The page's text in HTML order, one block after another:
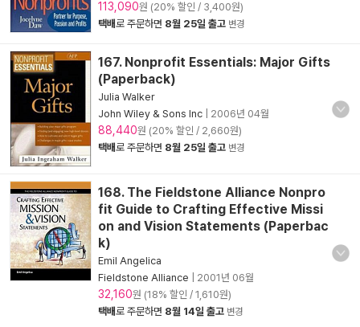
113,090원 (20% 할인 / 3,400원)
택배로 주문하면 8월 25일 출고 변경
167. Nonprofit Essentials: Major Gifts
(Paperback)
Julia Walker
John Wiley & Sons Inc
2006년 04월
88,440원 (20% 할인 / 2,660원)
택배로 주문하면 8월 25일 출고 변경
168. The Fieldstone Alliance Nonpro
fit Guide to Crafting Effective Missi
on and Vision Statements (Paperbac
k)
Emil Angelica
Fieldstone Alliance
2001년 06월
32,160원 (18% 할인 / 1,610원)
택배로 주문하면 8월 14일 출고 변경